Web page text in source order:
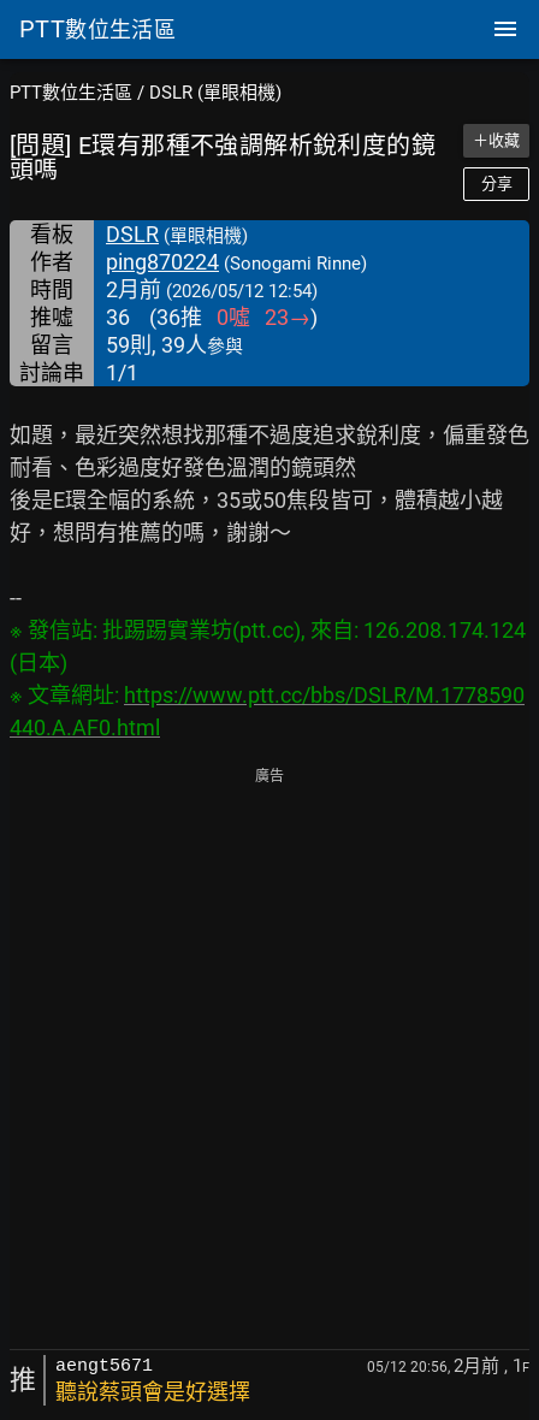
PTT數位生活區
PTT數位生活區 / DSLR (單眼相機)
[問題] E環有那種不強調解析銳利度的鏡
頭嗎
＋收藏
分享
看板 DSLR (單眼相機)
作者 ping870224 (Sonogami Rinne)
時間 2月前 (2026/05/12 12:54)
推噓 36 (36推 0噓 23→)
留言
59則, 39人參與
討論串 1/1
如題，最近突然想找那種不過度追求銳利度，偏重發色
耐看、色彩過度好發色溫潤的鏡頭然
後是E環全幅的系統，35或50焦段皆可，體積越小越
好，想問有推薦的嗎，謝謝～
※ 發信站: 批踢踢實業坊(ptt.cc), 來自: 126.208.174.124
(日本)
※ 文章網址: https://www.ptt.cc/bbs/DSLR/M.1778590
440.A.AF0.html
廣告
推 aengt5671 05/12 20:56, 2月前 , 1 F
聽說蔡頭會是好選擇